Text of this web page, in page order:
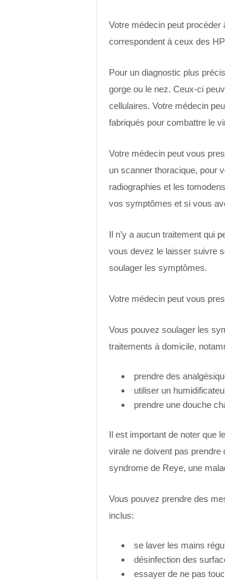
Votre médecin peut
correspondent à ceux des
Pour un diagnostic plus
gorge ou le nez. Ceux-ci
cellulaires. Votre médecin
fabriqués pour combattre le
Votre médecin peut vous
un scanner thoracique, pour
radiographies et les
vos symptômes et si vous
Il n’y a aucun traitement qui
vous devez le laisser suivre
soulager les symptômes.
Votre médecin peut vous
Vous pouvez soulager les
traitements à domicile,
prendre des
utiliser un
prendre une douche
Il est important de noter que
virale ne doivent pas prendre
syndrome de Reye, une
Vous pouvez prendre des
inclus:
se laver les mains
désinfection des
essayer de ne pas